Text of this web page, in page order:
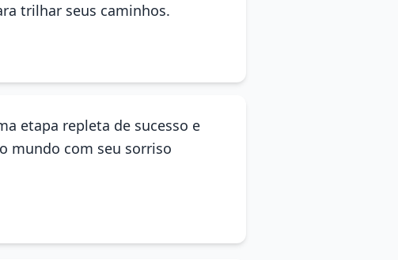
trilhar seus caminhos.
etapa repleta de sucesso e
mundo com seu sorriso